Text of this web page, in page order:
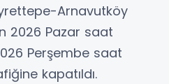
Arnavutköy
2026 Pazar saat
Perşembe saat
kapatıldı.